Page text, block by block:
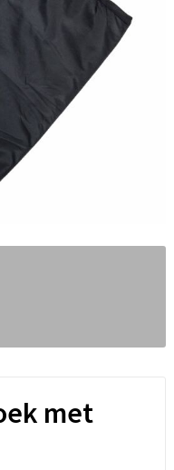
met